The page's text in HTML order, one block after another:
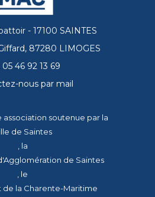
- 17100 SAINTES
87280 LIMOGES
05 46 92 13 69
nous par mail
association soutenue par la
de Saintes
, la
de Saintes
, le
la Charente-Maritime